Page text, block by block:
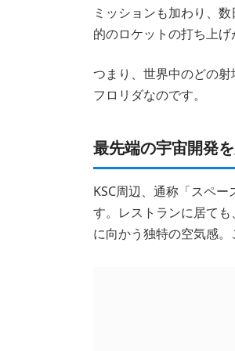
ミッションも加わり、
的のロケットの打ち上
つまり、世界中のどの射
フロリダなのです。
最先端の宇宙開発
KSC周辺、通称「スペ
す。レストランに居て
に向かう独特の空気感。